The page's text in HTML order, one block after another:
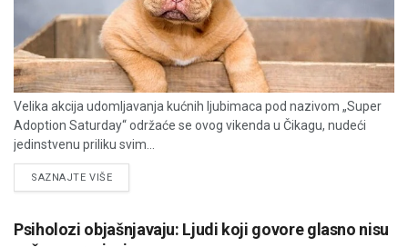
Velika akcija udomljavanja kućnih ljubimaca pod nazivom „Super
Adoption Saturday“ održaće se ovog vikenda u Čikagu, nudeći
jedinstvenu priliku svim...
SAZNAJTE VIŠEDETAILS
Psiholozi objašnjavaju: Ljudi koji govore glasno nisu